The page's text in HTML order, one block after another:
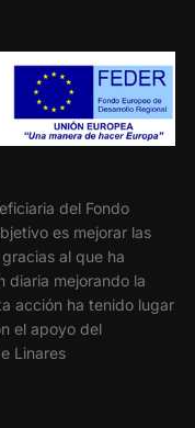
del Fondo
es mejorar las
al que ha
diaria mejorando la
acción ha tenido lugar
el apoyo del
Linares